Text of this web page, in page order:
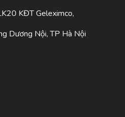
KĐT Geleximco,
Dương Nội, TP Hà Nội